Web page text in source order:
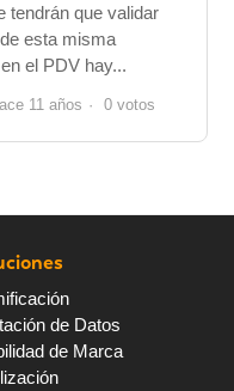
tendrán que validar
esta misma
el PDV hay...
11 años 0 votos
de Datos
de Marca